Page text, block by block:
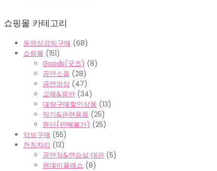
쇼핑몰 카테고리
동영상강의구매 (68)
쇼핑몰 (151)
Goods(굿즈) (8)
공연소품 (28)
공연의상 (47)
교재&음반 (34)
대량구매할인상품 (13)
악기&관련용품 (25)
원단(판매불가) (25)
악보구매 (55)
천칭자리 (13)
공연장&연습실 대관 (5)
원데이클래스 (8)